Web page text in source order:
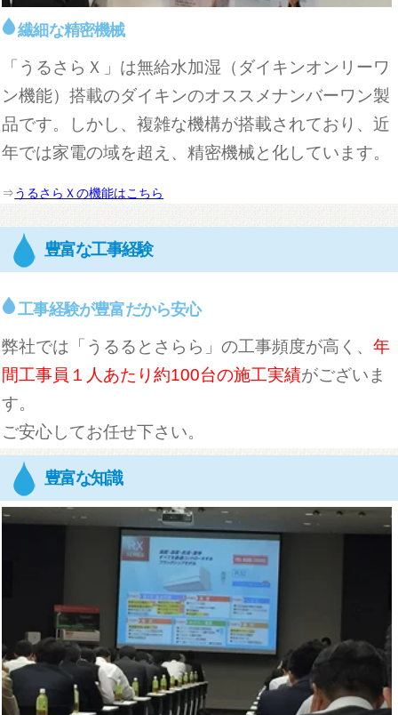
繊細な精密機械
「うるさらＸ」は無給水加湿（ダイキンオンリーワ
ン機能）搭載のダイキンのオススメナンバーワン製
品です。しかし、複雑な機構が搭載されており、近
年では家電の域を超え、精密機械と化しています。
⇒うるさらＸの機能はこちら
豊富な工事経験
工事経験が豊富だから安心
弊社では「うるるとさらら」の工事頻度が高く、年
間工事員１人あたり約100台の施工実績がございま
す。
ご安心してお任せ下さい。
豊富な知識
製品研修